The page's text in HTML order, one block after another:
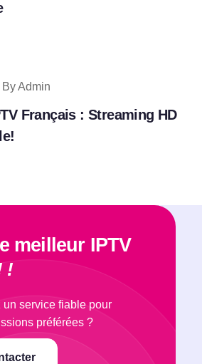
ByAdmin
Français : Streaming HD
meilleur IPTV
!
un service fiable pour
préférées ?